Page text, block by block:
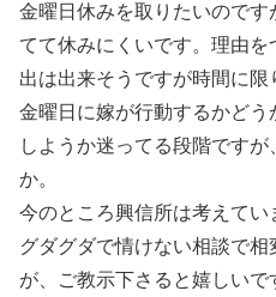
金曜日休みを取りたいので
てて休みにくいです。理由
出は出来そうですが時間に限
金曜日に嫁が行動するかどう
しようか迷ってる段階です
か。
今のところ興信所は考えてい
グダグダで情けない相談で
が、ご教示下さると嬉しいで